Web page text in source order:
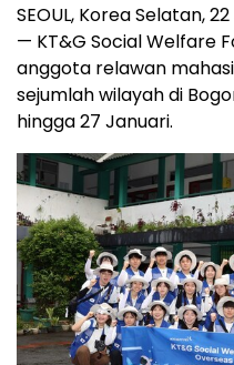
SEOUL, Korea Selatan,
— KT&G Social Welfare
anggota relawan
sejumlah wilayah di
hingga 27 Januari.